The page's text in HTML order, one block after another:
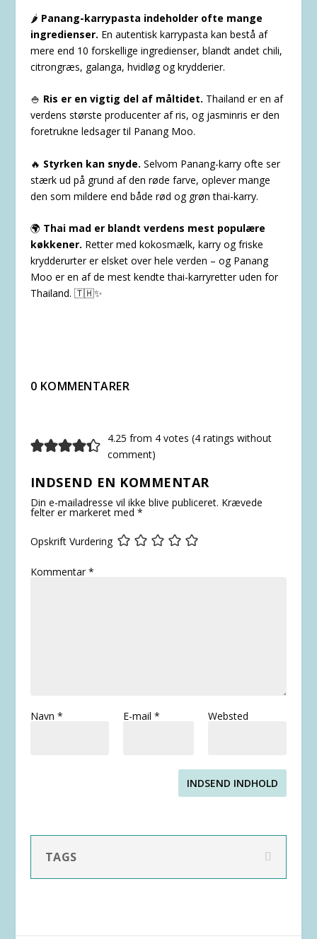
🌶️ Panang-karrypasta indeholder ofte mange
ingredienser. En autentisk karrypasta kan bestå af
mere end 10 forskellige ingredienser, blandt andet chili,
citrongræs, galanga, hvidløg og krydderier.
🍚 Ris er en vigtig del af måltidet. Thailand er en af
verdens største producenter af ris, og jasminris er den
foretrukne ledsager til Panang Moo.
🔥 Styrken kan snyde. Selvom Panang-karry ofte ser
stærk ud på grund af den røde farve, oplever mange
den som mildere end både rød og grøn thai-karry.
🌍 Thai mad er blandt verdens mest populære
køkkener. Retter med kokosmælk, karry og friske
krydderurter er elsket over hele verden – og Panang
Moo er en af de mest kendte thai-karryretter uden for
Thailand. 🇹🇭✨
0 KOMMENTARER
4.25 from 4 votes (4 ratings without
comment)
INDSEND EN KOMMENTAR
Din e-mailadresse vil ikke blive publiceret. Krævede
felter er markeret med *
Opskrift Vurdering
Kommentar*
Navn * E-mail * Websted
INDSEND INDHOLD
TAGS